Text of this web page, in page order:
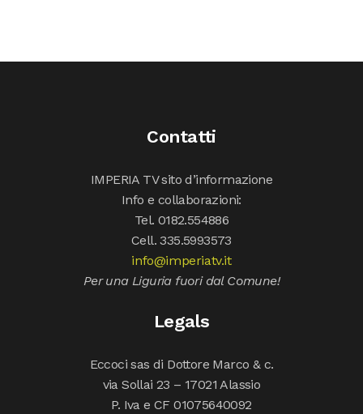
Contatti
IMPERIA TV sito d’informazione
Info e collaborazioni:
Tel. 0182.554886
Cell. 335.5993573
info@imperiatv.it
Per una Liguria fuori dal Comune!
Legals
Eccoci sas di Dottore Marco & c.
via Sollai 23 – 17021 Alassio
P. Iva e CF 01075640092